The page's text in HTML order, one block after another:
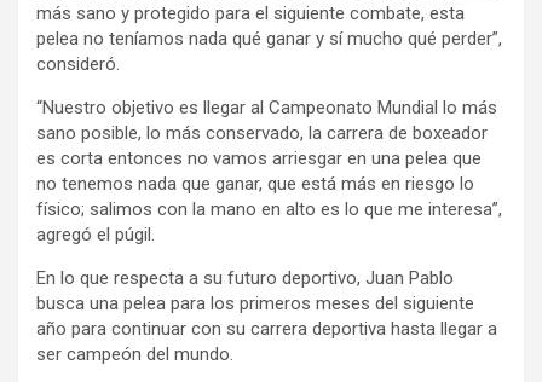
más sano y protegido para el siguiente combate, esta
pelea no teníamos nada qué ganar y sí mucho qué perder”,
consideró.
“Nuestro objetivo es llegar al Campeonato Mundial lo más
sano posible, lo más conservado, la carrera de boxeador
es corta entonces no vamos arriesgar en una pelea que
no tenemos nada que ganar, que está más en riesgo lo
físico; salimos con la mano en alto es lo que me interesa”,
agregó el púgil.
En lo que respecta a su futuro deportivo, Juan Pablo
busca una pelea para los primeros meses del siguiente
año para continuar con su carrera deportiva hasta llegar a
ser campeón del mundo.